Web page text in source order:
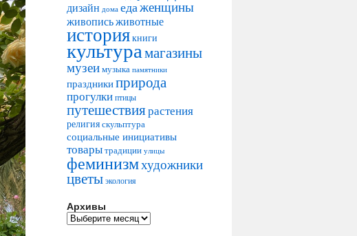
дизайн дома едаженщины
живописьживотные
историякниги
культурамагазины
музеимузыка памятники
праздникиприрода
прогулкиптицы
путешествиярастения
религияскульптура
социальные инициативы
товарытрадиции улицы
феминизмхудожники
цветы экология
Архивы
Архивы